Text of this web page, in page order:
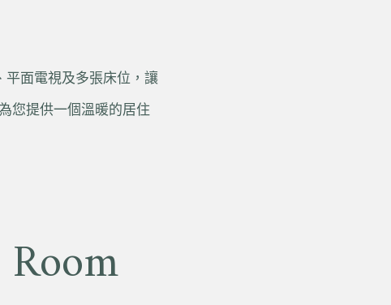
面電視及多張床位，讓
您提供一個溫暖的居住